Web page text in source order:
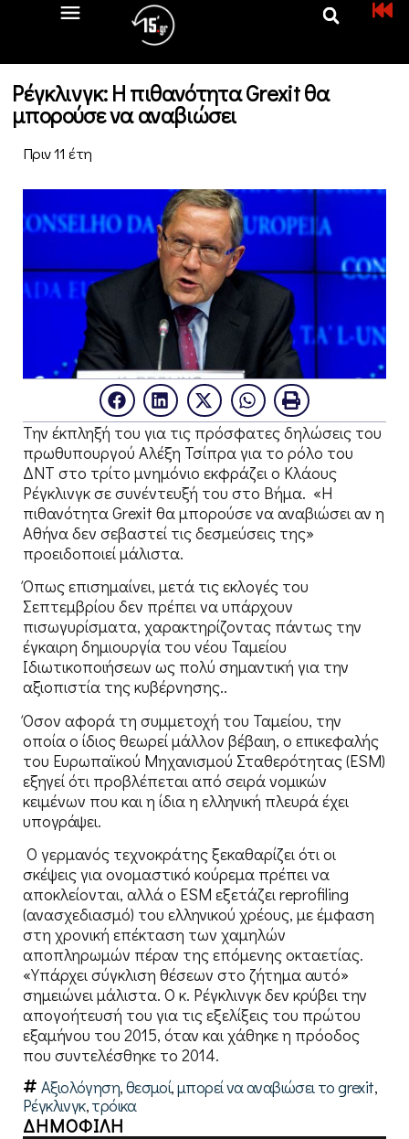
Ρέγκλινγκ: Η πιθανότητα Grexit θα
μπορούσε να αναβιώσει
Πριν 11 έτη
Την έκπληξή του για τις πρόσφατες δηλώσεις του
πρωθυπουργού Αλέξη Τσίπρα για το ρόλο του
ΔΝΤ στο τρίτο μνημόνιο εκφράζει ο Κλάους
Ρέγκλινγκ σε συνέντευξή του στο Βήμα. «Η
πιθανότητα Grexit θα μπορούσε να αναβιώσει αν η
Αθήνα δεν σεβαστεί τις δεσμεύσεις της»
προειδοποιεί μάλιστα.
Όπως επισημαίνει, μετά τις εκλογές του
Σεπτεμβρίου δεν πρέπει να υπάρχουν
πισωγυρίσματα, χαρακτηρίζοντας πάντως την
έγκαιρη δημιουργία του νέου Ταμείου
Ιδιωτικοποιήσεων ως πολύ σημαντική για την
αξιοπιστία της κυβέρνησης..
Όσον αφορά τη συμμετοχή του Ταμείου, την
οποία ο ίδιος θεωρεί μάλλον βέβαιη, ο επικεφαλής
του Ευρωπαϊκού Μηχανισμού Σταθερότητας (ESM)
εξηγεί ότι προβλέπεται από σειρά νομικών
κειμένων που και η ίδια η ελληνική πλευρά έχει
υπογράψει.
Ο γερμανός τεχνοκράτης ξεκαθαρίζει ότι οι
σκέψεις για ονομαστικό κούρεμα πρέπει να
αποκλείονται, αλλά ο ESM εξετάζει reprofiling
(ανασχεδιασμό) του ελληνικού χρέους, με έμφαση
στη χρονική επέκταση των χαμηλών
αποπληρωμών πέραν της επόμενης οκταετίας.
«Υπάρχει σύγκλιση θέσεων στο ζήτημα αυτό»
σημειώνει μάλιστα. Ο κ. Ρέγκλινγκ δεν κρύβει την
απογοήτευσή του για τις εξελίξεις του πρώτου
εξαμήνου του 2015, όταν και χάθηκε η πρόοδος
που συντελέσθηκε το 2014.
Αξιολόγηση,θεσμοί,μπορεί να αναβιώσει το grexit,
Ρέγκλινγκ,τρόικα
ΔΗΜΟΦΙΛΗ